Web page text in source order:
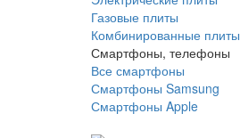
Газовые плиты
Комбинированные плиты
Смартфоны, телефоны
Все смартфоны
Смартфоны Samsung
Смартфоны Apple